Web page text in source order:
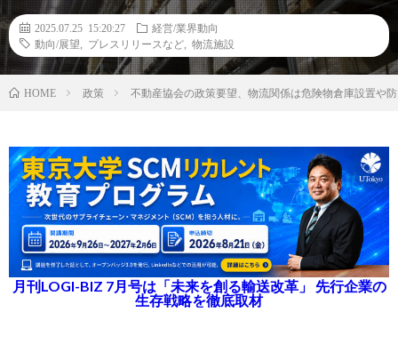
2025.07.25 15:20:27
経営/業界動向
動向/展望
プレスリリースなど 物流施設
HOME 政策 不動産協会の政策要望、物流関係は危険物倉庫設置や
月刊LOGI-BIZ 7月号は「未来を創る輸送改革」 先行企業の
生存戦略を徹底取材